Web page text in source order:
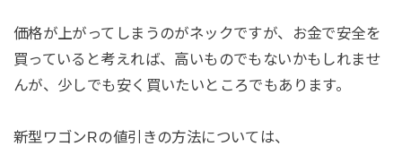
価格が上がってしまうのがネックですが、お金で安全を
買っていると考えれば、高いものでもないかもしれませ
んが、少しでも安く買いたいところでもあります。
新型ワゴンRの値引きの方法については、